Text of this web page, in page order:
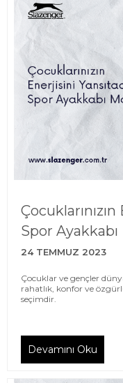
Spor
24 TEMMUZ 2023
Çocuklar ve gençler
rahatlık, konfor ve
seçimdir.
Devamını Oku